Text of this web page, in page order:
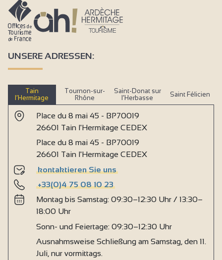
UNSERE ADRESSEN:
Tain
l’Hermitage
Tournon-sur-
Rhône
Saint-Donat sur
l’Herbasse
Saint Félicien
Place du 8 mai 45 - BP70019
26601 Tain l'Hermitage CEDEX
Place du 8 mai 45 - BP70019
26601 Tain l'Hermitage CEDEX
kontaktieren Sie uns
+33(0)4 75 08 10 23
Montag bis Samstag: 09:30–12:30 Uhr / 13:30–
18:00 Uhr
Sonn- und Feiertage: 09:30–12:30 Uhr
Ausnahmsweise Schließung am Samstag, den 11.
Juli, nur vormittags.